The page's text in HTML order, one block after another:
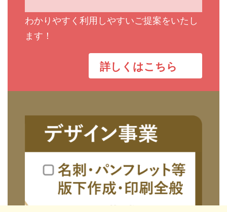
わかりやすく利用しやすいご提案をいたし
ます！
詳しくはこちら